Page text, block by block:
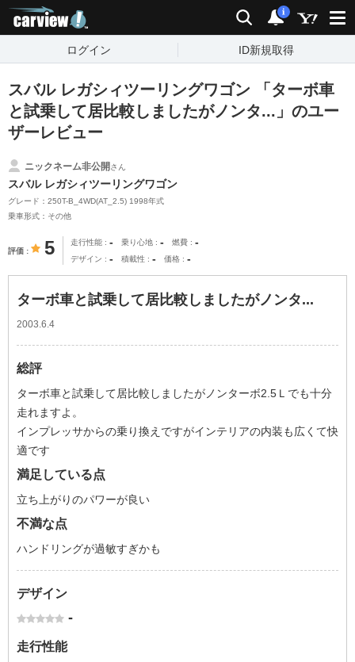
検索 通知
i
ログイン ID新規取得
スバル レガシィツーリングワゴン 「ターボ車
と試乗して居比較しましたがノンタ...」のユー
ザーレビュー
ニックネーム非公開さん
スバル レガシィツーリングワゴン
グレード：250T-B_4WD(AT_2.5) 1998年式
乗車形式：その他
評価 5 走行性能 - 乗り心地 - 燃費 -
デザイン - 積載性 - 価格 -
ターボ車と試乗して居比較しましたがノンタ...
2003.6.4
総評
ターボ車と試乗して居比較しましたがノンターボ2.5Ｌでも十分
走れますよ。
インプレッサからの乗り換えですがインテリアの内装も広くて快
適です
満足している点
立ち上がりのパワーが良い
不満な点
ハンドリングが過敏すぎかも
デザイン
-
走行性能